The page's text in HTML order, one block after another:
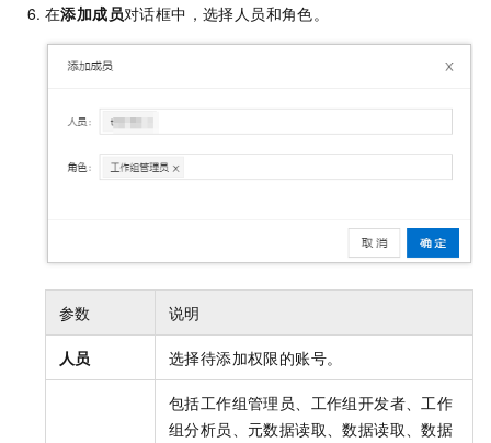
在添加成员对话框中，选择人员和角色。
参数 说明
人员 选择待添加权限的账号。
包括工作组管理员、工作组开发者、工作
组分析员、元数据读取、数据读取、数据